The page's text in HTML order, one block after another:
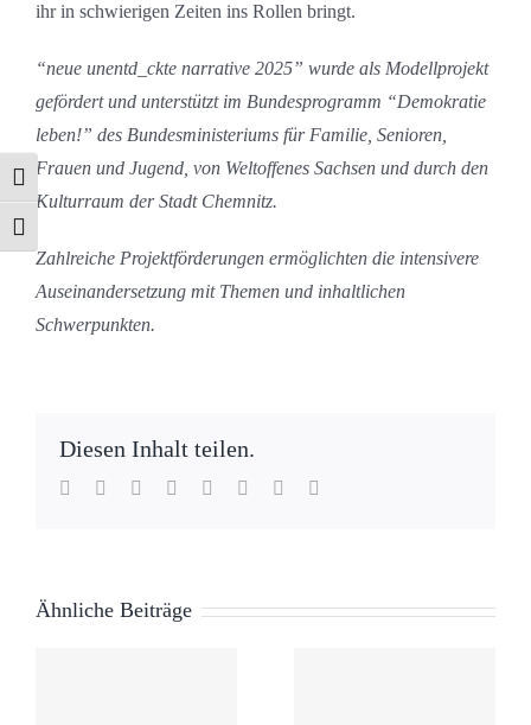
Umschalten auf hohe Kontraste
Schrift vergrößern
ihr in schwierigen Zeiten ins Rollen bringt.
“neue unentd_ckte narrative 2025” wurde als Modellprojekt
gefördert und unterstützt im Bundesprogramm “Demokratie
leben!” des Bundesministeriums für Familie, Senioren,
Frauen und Jugend, von Weltoffenes Sachsen und durch den
Kulturraum der Stadt Chemnitz.
Zahlreiche Projektförderungen ermöglichten die intensivere
Auseinandersetzung mit Themen und inhaltlichen
Schwerpunkten.
Diesen Inhalt teilen.
Facebook
TwitterReddit LinkedInWhatsApp
TumblrPinterest
Ähnliche Beiträge